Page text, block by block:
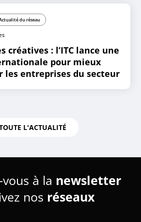
du réseau
créatives : l’ITC lance une
pour mieux
les entreprises du secteur
L'ACTUALITÉ
à la newsletter
nos réseaux